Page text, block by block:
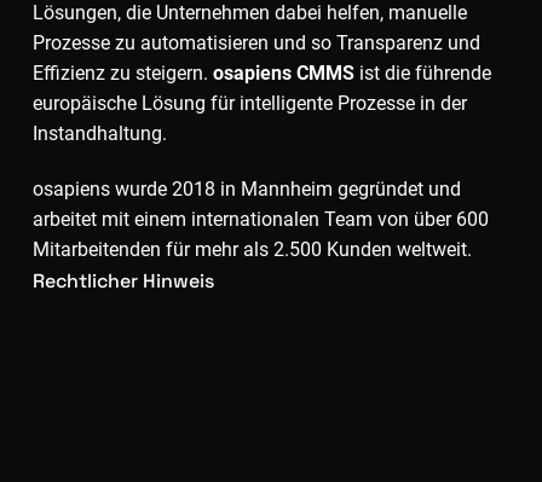
Lösungen, die Unternehmen dabei helfen, manuelle
Prozesse zu automatisieren und so Transparenz und
Effizienz zu steigern. osapiens CMMSist die führende
europäische Lösung für intelligente Prozesse in der
Instandhaltung.
osapiens wurde 2018 in Mannheim gegründet und
arbeitet mit einem internationalen Team von über 600
Mitarbeitenden für mehr als 2.500 Kunden weltweit.
Rechtlicher Hinweis